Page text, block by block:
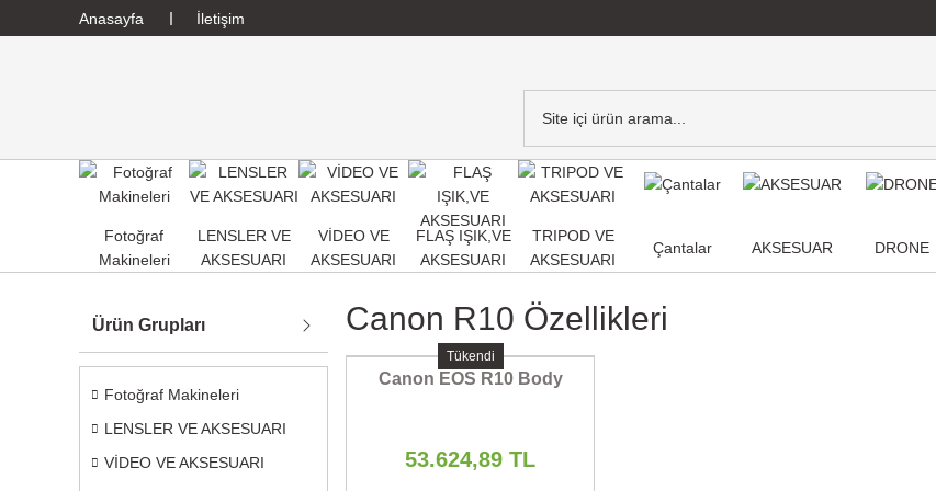
Anasayfa İletişim
Fotoğraf
Makineleri
LENSLER VE
AKSESUARI
VİDEO VE
AKSESUARI
FLAŞ IŞIK,VE
AKSESUARI
TRIPOD VE
AKSESUARI
Çantalar AKSESUAR DRONE
Ürün Grupları
Fotoğraf Makineleri
LENSLER VE AKSESUARI
VİDEO VE AKSESUARI
Canon R10 Özellikleri
Tükendi
Canon EOS R10 Body
53.624,89 TL